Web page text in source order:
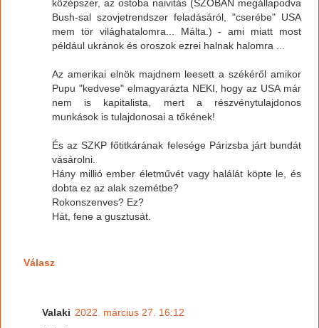
közèpszer, az ostoba naivitás (SZÓBAN megállapodva
Bush-sal szovjetrendszer feladásáról, "cserébe" USA
mem tör világhatalomra... Málta.) - ami miatt most
például ukránok és oroszok ezrei halnak halomra ...
Az amerikai elnök majdnem leesett a székéről amikor
Pupu "kedvese" elmagyarázta NEKI, hogy az USA már
nem is kapitalista, mert a részvénytulajdonos
munkások is tulajdonosai a tőkének!
És az SZKP főtitkárának felesége Párizsba járt bundát
vásárolni.
Hány millió ember életművét vagy halálát köpte le, és
dobta ez az alak szemétbe?
Rokonszenves? Ez?
Hát, fene a gusztusát.
Válasz
Valaki 2022. március 27. 16:12